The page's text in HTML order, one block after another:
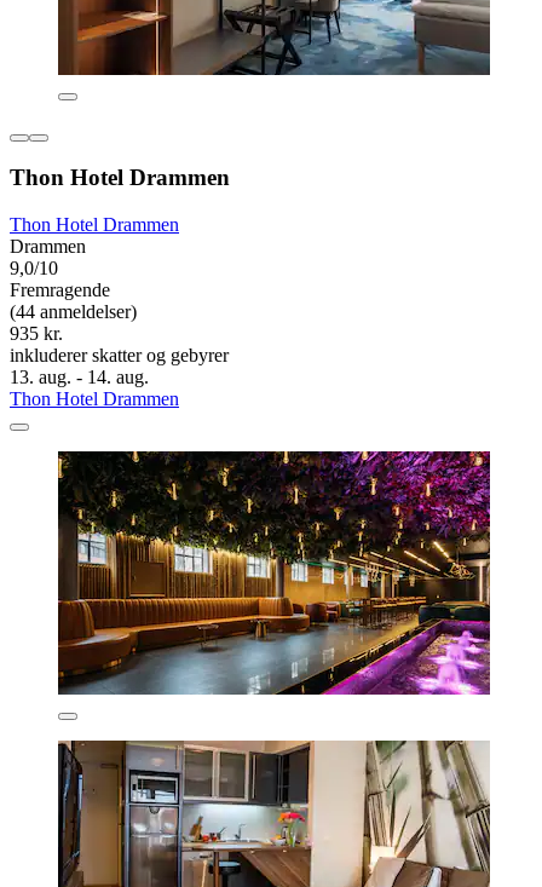
Thon Hotel Drammen
Thon Hotel Drammen
Drammen
9,0/10
Fremragende
(44 anmeldelser)
935 kr.
inkluderer skatter og gebyrer
13. aug. - 14. aug.
Thon Hotel Drammen